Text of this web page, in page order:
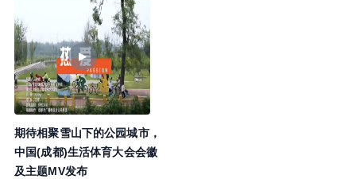
期待相聚雪山下的公园城市，
中国(成都)生活体育大会会徽
及主题MV发布